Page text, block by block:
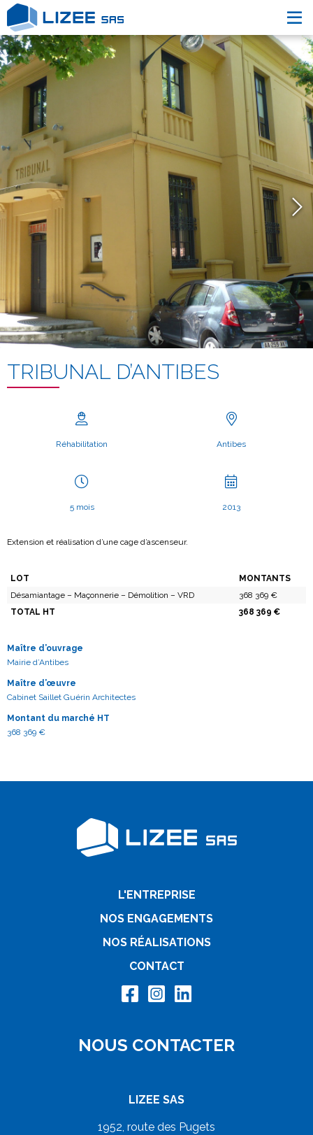
Nos engagements
Nos Réalisations
Nous contacter
TRIBUNAL D’ANTIBES
Réhabilitation
5 mois 2013
Antibes
Extension et réalisation d’une cage d’ascenseur.
LOT
MONTANTS
Désamiantage – Maçonnerie – Démolition – VRD
368 369 €
TOTAL HT
368 369 €
Maître d’ouvrage
Mairie d’Antibes
Maître d’œuvre
Cabinet Saillet Guérin Architectes
Montant du marché HT
368 369 €
L'ENTREPRISE
NOS ENGAGEMENTS
NOS RÉALISATIONS
CONTACT
NOUS CONTACTER
LIZEE SAS
1952, route des Pugets